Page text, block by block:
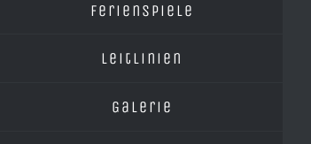
Ferienspiele
Leitlinien
Galerie